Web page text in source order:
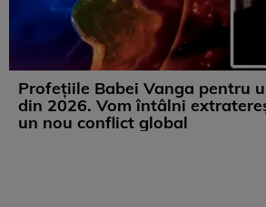
Profețiile Babei Vanga pentru
din 2026. Vom întâlni
un nou conflict global